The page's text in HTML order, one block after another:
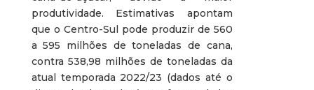
produtividade. Estimativas apontam
que o Centro-Sul pode produzir de 560
a 595 milhões de toneladas de cana,
contra 538,98 milhões de toneladas da
atual temporada 2022/23 (dados até o